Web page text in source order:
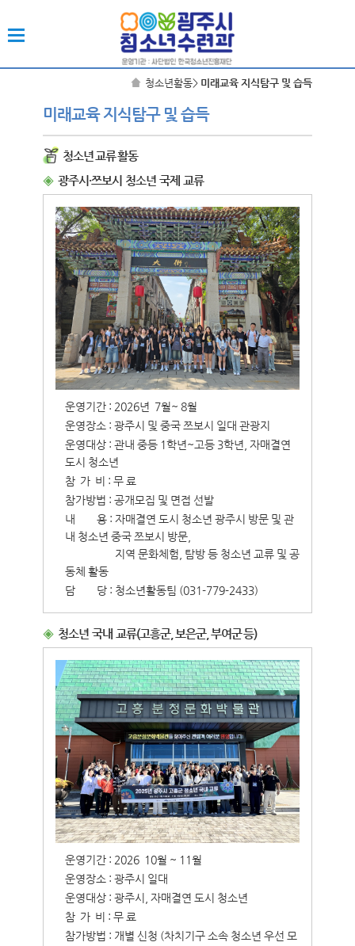
청소년활동> 미래교육 지식탐구 및 습득
미래교육 지식탐구 및 습득
청소년 교류 활동
◈ 광주시·쯔보시 청소년 국제 교류
운영기간 : 2026년 7월~ 8월
운영장소 : 광주시 및 중국 쯔보시 일대 관광지
운영대상 : 관내 중등 1학년~고등 3학년, 자매결연
도시 청소년
참 가 비 : 무 료
참가방법 : 공개모집 및 면접 선발
내
용 : 자매결연 도시 청소년 광주시 방문 및 관
내 청소년 중국 쯔보시 방문,
지역 문화체험, 탐방 등 청소년 교류 및 공
동체 활동
담
당 : 청소년활동팀 (031-779-2433)
◈ 청소년 국내 교류(고흥군, 보은군, 부여군 등)
운영기간 : 2026 10월 ~ 11월
운영장소 : 광주시 일대
운영대상 : 광주시, 자매결연 도시 청소년
참 가 비 : 무 료
참가방법 : 개별 신청 (차치기구 소속 청소년 우선 모